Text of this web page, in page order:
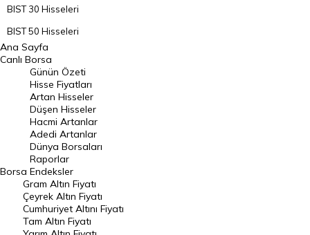
BIST 30 Hisseleri
BIST 50 Hisseleri
BIST 100 Hisseleri
En Çok Artan Hisseler
En Çok Düşen Hisseler
Hacmi Artanlar
Geçmiş Kapanışlar
Dünya Borsaları
Raporlar
Endeksler
Ana Sayfa
Canlı Borsa
Borsa
Günün Özeti
Hisse Fiyatları
Artan Hisseler
Düşen Hisseler
Hacmi Artanlar
Adedi Artanlar
Dünya Borsaları
Raporlar
Endeksler
Gram Altın Fiyatı
Çeyrek Altın Fiyatı
Cumhuriyet Altını Fiyatı
Tam Altın Fiyatı